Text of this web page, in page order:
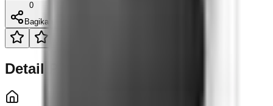
0
Bagikan
Detail Properti